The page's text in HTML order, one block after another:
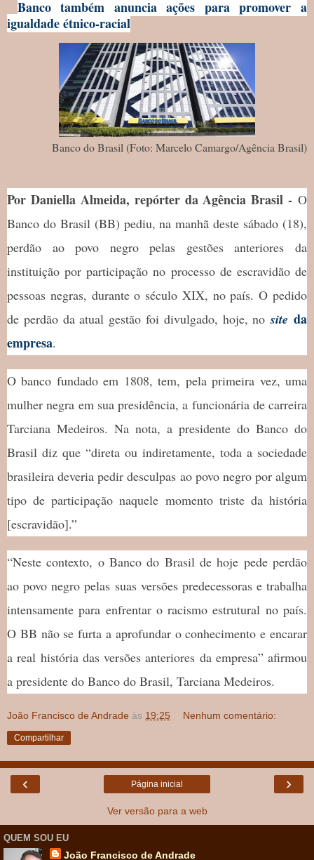
Banco também anuncia ações para promover a
igualdade étnico-racial
Banco do Brasil (Foto: Marcelo Camargo/Agência Brasil)
Por Daniella Almeida, repórter da Agência Brasil - O
Banco do Brasil (BB) pediu, na manhã deste sábado (18),
perdão ao povo negro pelas gestões anteriores da
instituição por participação no processo de escravidão de
pessoas negras, durante o século XIX, no país. O pedido
de perdão da atual gestão foi divulgado, hoje, nosite da
empresa.
O banco fundado em 1808, tem, pela primeira vez, uma
mulher negra em sua presidência, a funcionária de carreira
Tarciana Medeiros. Na nota, a presidente do Banco do
Brasil diz que “direta ou indiretamente, toda a sociedade
brasileira deveria pedir desculpas ao povo negro por algum
tipo de participação naquele momento triste da história
[escravidão].”
“Neste contexto, o Banco do Brasil de hoje pede perdão
ao povo negro pelas suas versões predecessoras e trabalha
intensamente para enfrentar o racismo estrutural no país.
O BB não se furta a aprofundar o conhecimento e encarar
a real história das versões anteriores da empresa” afirmou
a presidente do Banco do Brasil, Tarciana Medeiros.
João Francisco de Andrade às 19:25 Nenhum comentário:
Compartilhar
‹ ›
Página inicial
Ver versão para a web
QUEM SOU EU
João Francisco de Andrade